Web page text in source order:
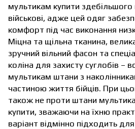
мультикам купити здебільшого
військові, адже цей одяг
комфорт під час виконання
Міцна та щільна тканина,
зручний вільний фасон та
коліна для захисту суглобів –
мультикам штани з
частиною життя бійців. При
також не проти штани
купити, зважаючи на їхню
варіант відмінно підходить